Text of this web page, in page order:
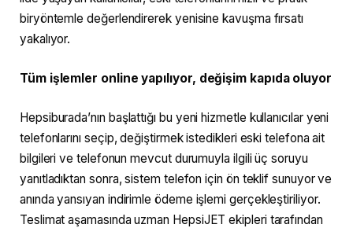
biryöntemle değerlendirerek yenisine kavuşma fırsatı
yakalıyor.
Tüm işlemler online yapılıyor, değişim kapıda oluyor
Hepsiburada’nın başlattığı bu yeni hizmetle kullanıcılar yeni
telefonlarını seçip, değiştirmek istedikleri eski telefona ait
bilgileri ve telefonun mevcut durumuyla ilgili üç soruyu
yanıtladıktan sonra, sistem telefon için ön teklif sunuyor ve
anında yansıyan indirimle ödeme işlemi gerçekleştiriliyor.
Teslimat aşamasında uzman HepsiJET ekipleri tarafından